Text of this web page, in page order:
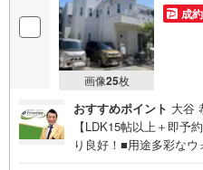
お気軽にお問合せください！
画像25枚
成
おすすめポイント 大谷
【LDK15帖以上＋即予
り良好！■用途多彩な